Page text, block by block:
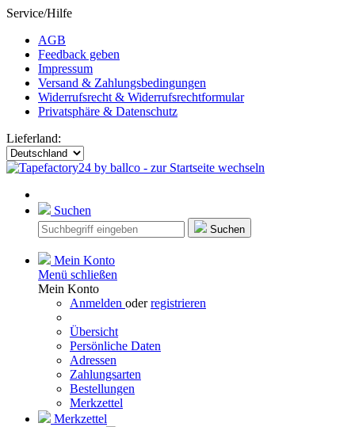
Service/Hilfe
AGB
Feedback geben
Impressum
Versand & Zahlungsbedingungen
Widerrufsrecht & Widerrufsrechtformular
Privatsphäre & Datenschutz
Lieferland:
Suchen
Suchen
Mein Konto
Menü schließen
Mein Konto
Anmelden oderregistrieren
Übersicht
Persönliche Daten
Adressen
Zahlungsarten
Bestellungen
Merkzettel
Merkzettel